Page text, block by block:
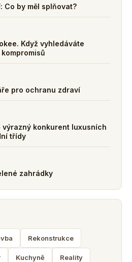
Co by měl splňovat?
Když vyhledáváte
pro ochranu zdraví
výrazný konkurent luxusních
třídy
zahrádky
Rekonstrukce
Kuchyně Reality